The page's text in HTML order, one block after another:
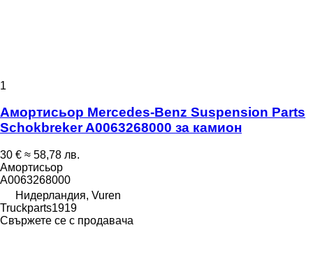
1
Амортисьор Mercedes-Benz Suspension Parts
Schokbreker A0063268000 за камион
30 € ≈ 58,78 лв.
Амортисьор
A0063268000
Нидерландия, Vuren
Truckparts1919
Свържете се с продавача